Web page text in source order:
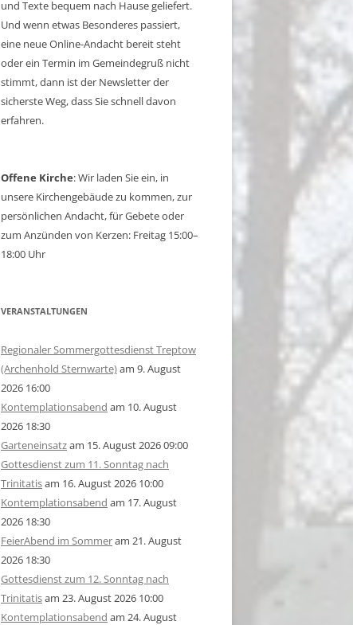
und Texte bequem nach Hause geliefert.
Und wenn etwas Besonderes passiert,
eine neue Online-Andacht bereit steht
oder ein Termin im Gemeindegruß nicht
stimmt, dann ist der Newsletter der
sicherste Weg, dass Sie schnell davon
erfahren.
Offene Kirche: Wir laden Sie ein, in
unsere Kirchengebäude zu kommen, zur
persönlichen Andacht, für Gebete oder
zum Anzünden von Kerzen: Freitag 15:00–
18:00 Uhr
VERANSTALTUNGEN
Regionaler Sommergottesdienst Treptow
(Archenhold Sternwarte)am 9. August
2026 16:00
Kontemplationsabend am 10. August
2026 18:30
Garteneinsatzam 15. August 2026 09:00
Gottesdienst zum 11. Sonntag nach
Trinitatisam 16. August 2026 10:00
Kontemplationsabend am 17. August
2026 18:30
FeierAbend im Sommeram 21. August
2026 18:30
Gottesdienst zum 12. Sonntag nach
Trinitatisam 23. August 2026 10:00
Kontemplationsabend am 24. August